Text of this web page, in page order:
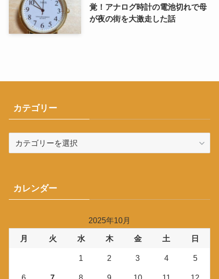
覚！アナログ時計の電池切れで母
が夜の街を大激走した話
カテゴリー
テ
ーカレンダー
2025年10月
月 火 水 木 金 土 日
1 2 3 4 5